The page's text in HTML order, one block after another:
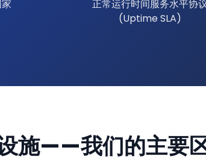
正常运行时间服务水平协
(Uptime SLA)
施——我们的主要